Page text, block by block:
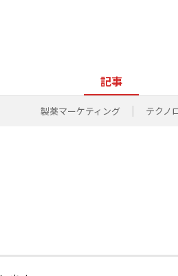
記事
製薬マーケティング テクノ